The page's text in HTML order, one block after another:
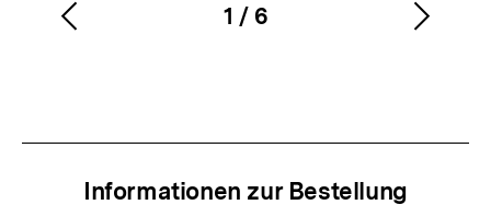
Karussellinhalt
1
von
/ 6
Vorherigen
Informationen zur Bestellung